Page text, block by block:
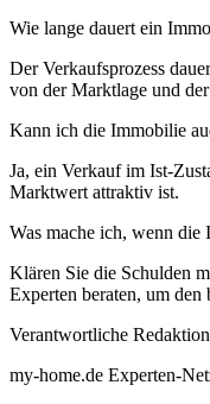
Wie lange dauert ein
Der Verkaufsprozess
von der Marktlage und
Kann ich die Immobilie
Ja, ein Verkauf im Ist-
Marktwert attraktiv ist.
Was mache ich, wenn die
Klären Sie die Schulden
Experten beraten, um den
Verantwortliche Redaktion
my-home.de Experten-